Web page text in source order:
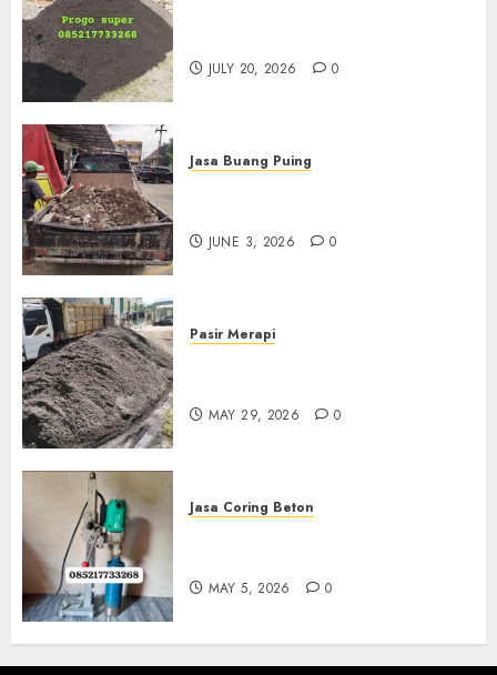
JULY 20, 2026 0
Jasa Buang Puing
JUNE 3, 2026 0
Pasir Merapi
MAY 29, 2026 0
Jasa Coring Beton
MAY 5, 2026 0